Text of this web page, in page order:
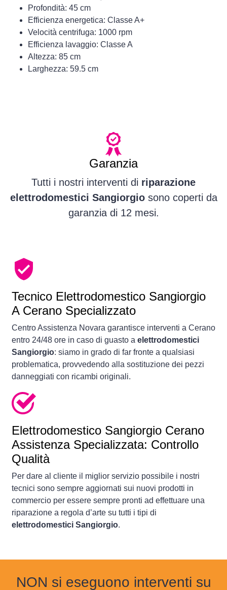
Profondità: 45 cm
Efficienza energetica: Classe A+
Velocità centrifuga: 1000 rpm
Efficienza lavaggio: Classe A
Altezza: 85 cm
Larghezza: 59.5 cm
Garanzia
Tutti i nostri interventi di riparazione
elettrodomestici Sangiorgiosono coperti da
garanzia di 12 mesi.
Tecnico Elettrodomestico Sangiorgio
A Cerano Specializzato
Centro Assistenza Novara garantisce interventi a Cerano
entro 24/48 ore in caso di guasto a elettrodomestici
Sangiorgio: siamo in grado di far fronte a qualsiasi
problematica, provvedendo alla sostituzione dei pezzi
danneggiati con ricambi originali.
Elettrodomestico Sangiorgio Cerano
Assistenza Specializzata: Controllo
Qualità
Per dare al cliente il miglior servizio possibile i nostri
tecnici sono sempre aggiornati sui nuovi prodotti in
commercio per essere sempre pronti ad effettuare una
riparazione a regola d’arte su tutti i tipi di
elettrodomestici Sangiorgio.
NON si eseguono interventi su